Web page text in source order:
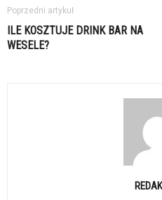
Poprzedni artykuł
ILE KOSZTUJE DRINK BAR NA
WESELE?